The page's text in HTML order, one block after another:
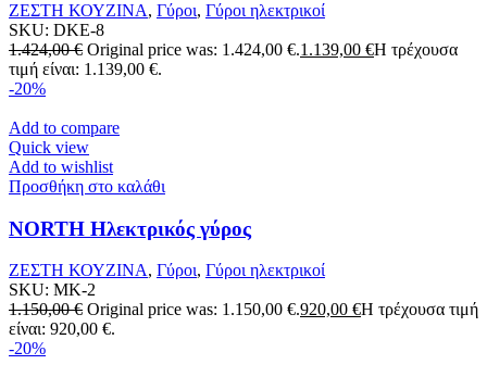
ΖΕΣΤΗ ΚΟΥΖΙΝΑ, Γύροι, Γύροι ηλεκτρικοί
SKU: DKE-8
1.424,00€ Original price was: 1.424,00 €.1.139,00 €Η τρέχουσα
τιμή είναι: 1.139,00 €.
-20%
Add to compare
Quick view
Add to wishlist
Προσθήκη στο καλάθι
NORTH Ηλεκτρικός γύρος
ΖΕΣΤΗ ΚΟΥΖΙΝΑ, Γύροι, Γύροι ηλεκτρικοί
SKU: MK-2
1.150,00€ Original price was: 1.150,00 €.920,00 €Η τρέχουσα τιμή
είναι: 920,00 €.
-20%